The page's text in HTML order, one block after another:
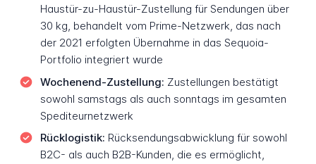
Haustür-zu-Haustür-Zustellung für Sendungen über
30 kg, behandelt vom Prime-Netzwerk, das nach
der 2021 erfolgten Übernahme in das Sequoia-
Portfolio integriert wurde
Wochenend-Zustellung: Zustellungen bestätigt
sowohl samstags als auch sonntags im gesamten
Spediteurnetzwerk
Rücklogistik: Rücksendungsabwicklung für sowohl
B2C- als auch B2B-Kunden, die es ermöglicht,